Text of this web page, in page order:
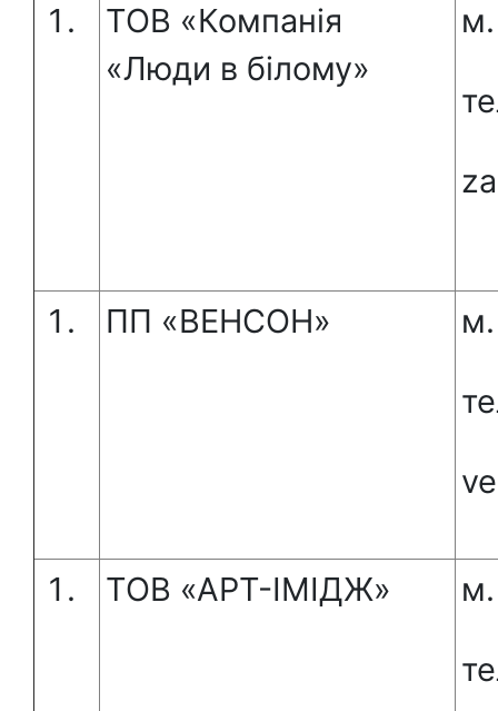
ТОВ «Компанія
«Люди в білому»
м.
ПП «ВЕНСОН» м.
ТОВ «АРТ-ІМІДЖ» м.